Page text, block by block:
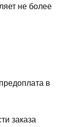
не более
в
заказа